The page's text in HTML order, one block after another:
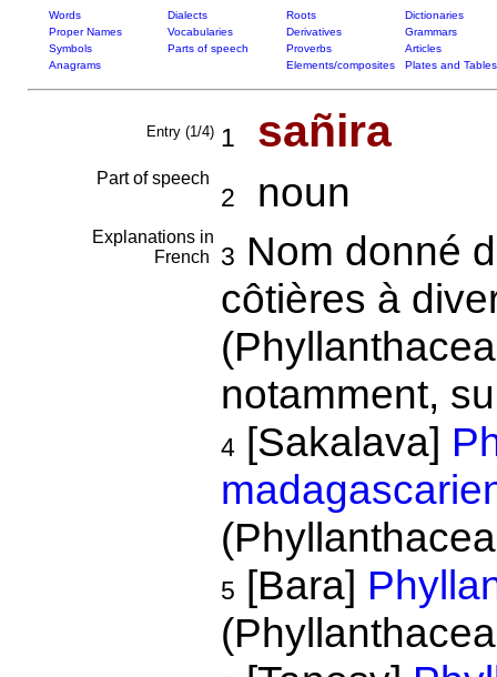
Words Dialects Roots
Dictionaries
Proper Names
Vocabularies Derivatives
Grammars
Symbols
Parts of speech Proverbs
Articles
Anagrams
Elements/composites Plates and Tables
Entry (1/4) 1 sañira
Part of speech
2 noun
Explanations in
French
3 Nom donné
côtières à
notamment,
4[Sakalava]
5 [Bara]